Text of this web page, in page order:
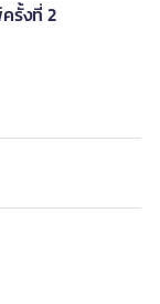
รั้งที่ 2